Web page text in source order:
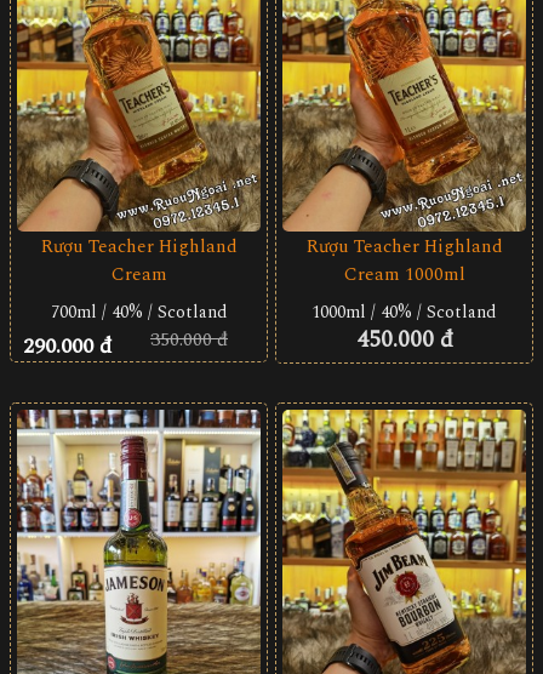
Rượu Teacher Highland
Cream
700ml / 40% / Scotland
290.000 đ 350.000 đ
Rượu Teacher Highland
Cream 1000ml
1000ml / 40% / Scotland
450.000 đ